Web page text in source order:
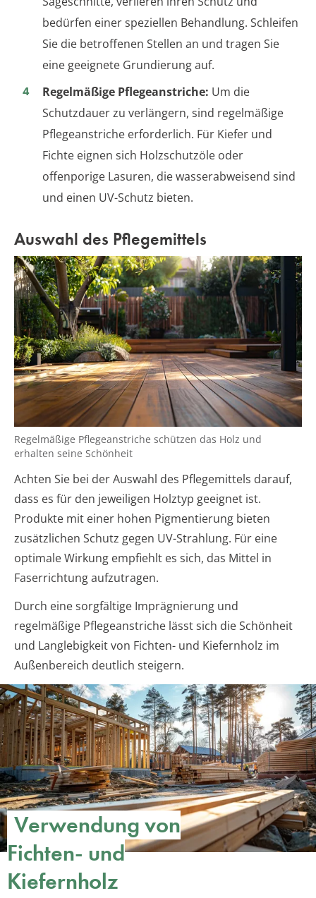
bedürfen einer speziellen Behandlung. Schleifen
Sie die betroffenen Stellen an und tragen Sie
eine geeignete Grundierung auf.
Regelmäßige Pflegeanstriche: Um die
Schutzdauer zu verlängern, sind regelmäßige
Pflegeanstriche erforderlich. Für Kiefer und
Fichte eignen sich Holzschutzöle oder
offenporige Lasuren, die wasserabweisend sind
und einen UV-Schutz bieten.
Auswahl des Pflegemittels
Regelmäßige Pflegeanstriche schützen das Holz und
erhalten seine Schönheit
Achten Sie bei der Auswahl des Pflegemittels darauf,
dass es für den jeweiligen Holztyp geeignet ist.
Produkte mit einer hohen Pigmentierung bieten
zusätzlichen Schutz gegen UV-Strahlung. Für eine
optimale Wirkung empfiehlt es sich, das Mittel in
Faserrichtung aufzutragen.
Durch eine sorgfältige Imprägnierung und
regelmäßige Pflegeanstriche lässt sich die Schönheit
und Langlebigkeit von Fichten- und Kiefernholz im
Außenbereich deutlich steigern.
Verwendung von
Fichten- und
Kiefernholz